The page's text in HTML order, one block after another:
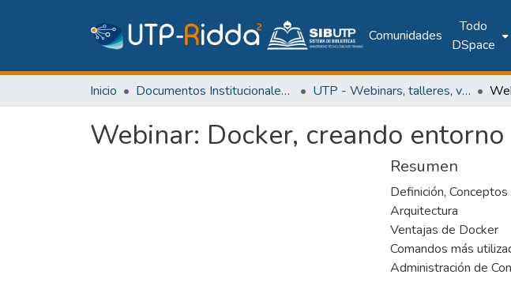
Comunidades
Todo
DSpace
Inicio Documentos Institucionales y Memoria Universitaria UTP - Webinars, talleres, videoconferencias y cápsulas institucionales
Webinar: Docker, creando
Resumen
Definición,
Arquitectura
Ventajas de Docker
Comandos más
Administración de